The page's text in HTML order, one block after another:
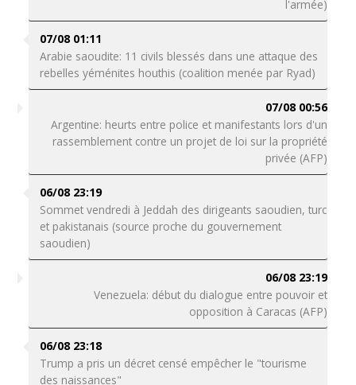
l'armée)
07/08 01:11
Arabie saoudite: 11 civils blessés dans une attaque des
rebelles yéménites houthis (coalition menée par Ryad)
07/08 00:56
Argentine: heurts entre police et manifestants lors d'un
rassemblement contre un projet de loi sur la propriété
privée (AFP)
06/08 23:19
Sommet vendredi à Jeddah des dirigeants saoudien, turc
et pakistanais (source proche du gouvernement
saoudien)
06/08 23:19
Venezuela: début du dialogue entre pouvoir et
opposition à Caracas (AFP)
06/08 23:18
Trump a pris un décret censé empêcher le "tourisme
des naissances"